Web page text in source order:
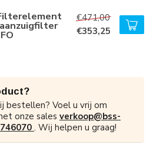
€471,00
€353,25
bestellen? Voel u vrij om
onze sales verkoop@bss-
. Wij helpen u graag!